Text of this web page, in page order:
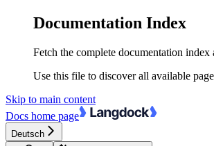
Documentation Index
Fetch the complete documentation index
Use this file to discover all available
Skip to main content
Docs home page
Deutsch